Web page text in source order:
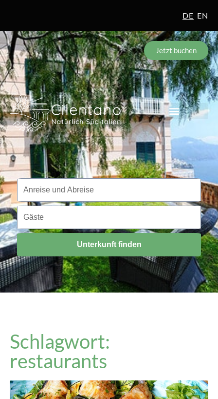
DE EN
Jetzt buchen
Reisezeitraum
Anreise und Abreise
Gäste
Gäste
Unterkunft finden
Schlagwort:
restaurants